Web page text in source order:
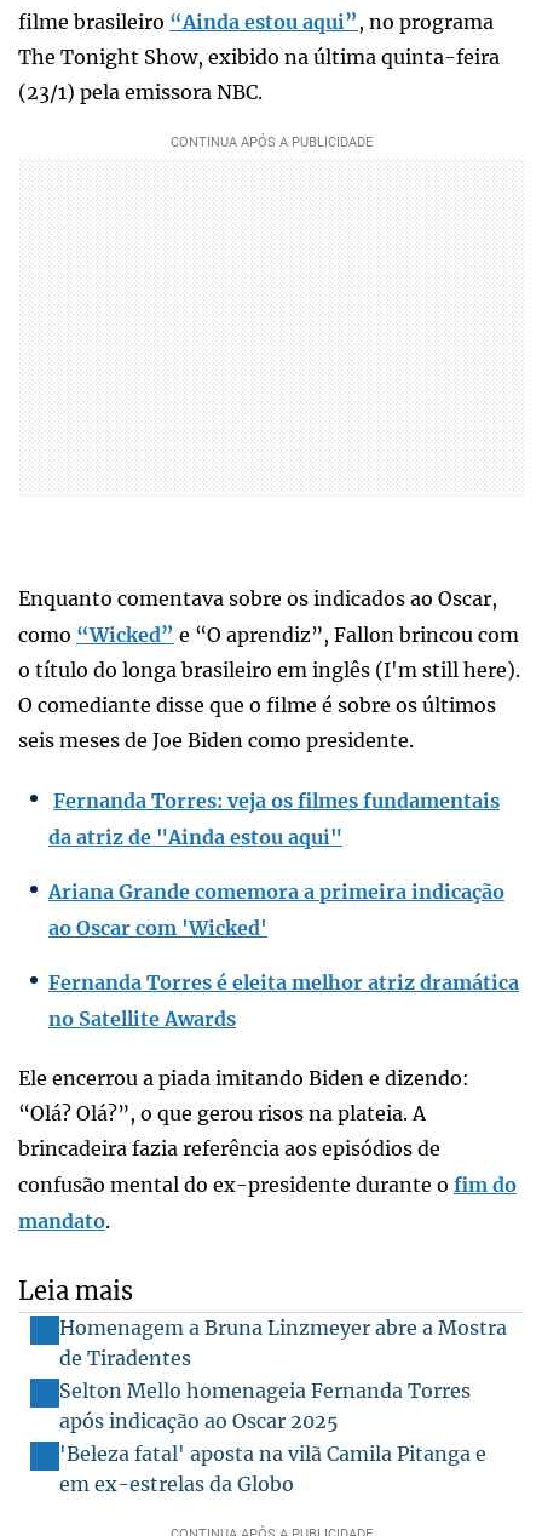
filme brasileiro “Ainda estou aqui”, no programa
The Tonight Show, exibido na última quinta-feira
(23/1) pela emissora NBC.
Enquanto comentava sobre os indicados ao Oscar,
como “Wicked” e “O aprendiz”, Fallon brincou com
o título do longa brasileiro em inglês (I'm still here).
O comediante disse que o filme é sobre os últimos
seis meses de Joe Biden como presidente.
Fernanda Torres: veja os filmes fundamentais
da atriz de "Ainda estou aqui"
Ariana Grande comemora a primeira indicação
ao Oscar com 'Wicked'
Fernanda Torres é eleita melhor atriz dramática
no Satellite Awards
Ele encerrou a piada imitando Biden e dizendo:
“Olá? Olá?”, o que gerou risos na plateia. A
brincadeira fazia referência aos episódios de
confusão mental do ex-presidente durante o fim do
mandato.
Leia mais
Homenagem a Bruna Linzmeyer abre a Mostra
de Tiradentes
Selton Mello homenageia Fernanda Torres
após indicação ao Oscar 2025
'Beleza fatal' aposta na vilã Camila Pitanga e
em ex-estrelas da Globo